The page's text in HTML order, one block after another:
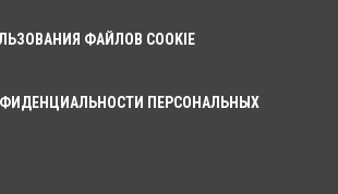
ФАЙЛОВ COOKIE
ПЕРСОНАЛЬНЫХ